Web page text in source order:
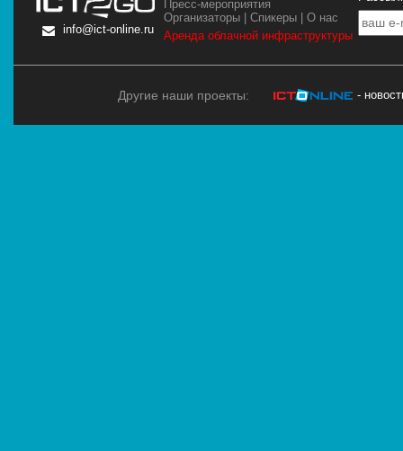
info@ict-online.ru
Пресс-мероприятия
Организаторы |Спикеры |О нас
Аренда облачной инфраструктуры
Другие наши проекты: -